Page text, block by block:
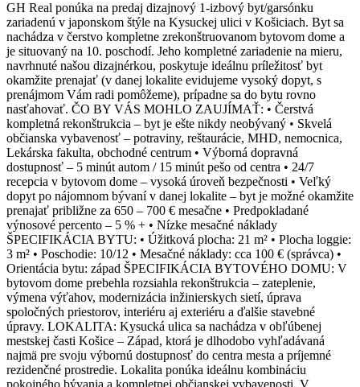
GH Real ponúka na predaj dizajnový 1-izbový byt/garsónku
zariadenú v japonskom štýle na Kysuckej ulici v Košiciach. Byt sa
nachádza v čerstvo kompletne zrekonštruovanom bytovom dome a
je situovaný na 10. poschodí. Jeho kompletné zariadenie na mieru,
navrhnuté našou dizajnérkou, poskytuje ideálnu príležitosť byt
okamžite prenajať (v danej lokalite evidujeme vysoký dopyt, s
prenájmom Vám radi pomôžeme), prípadne sa do bytu rovno
nasťahovať. ČO BY VÁS MOHLO ZAUJÍMAŤ: • Čerstvá
kompletná rekonštrukcia – byt je ešte nikdy neobývaný • Skvelá
občianska vybavenosť – potraviny, reštaurácie, MHD, nemocnica,
Lekárska fakulta, obchodné centrum • Výborná dopravná
dostupnosť – 5 minút autom / 15 minút pešo od centra • 24/7
recepcia v bytovom dome – vysoká úroveň bezpečnosti • Veľký
dopyt po nájomnom bývaní v danej lokalite – byt je možné okamžite
prenajať približne za 650 – 700 € mesačne • Predpokladané
výnosové percento – 5 % + • Nízke mesačné náklady
ŠPECIFIKÁCIA BYTU: • Úžitková plocha: 21 m² • Plocha loggie:
3 m² • Poschodie: 10/12 • Mesačné náklady: cca 100 € (správca) •
Orientácia bytu: západ ŠPECIFIKÁCIA BYTOVÉHO DOMU: V
bytovom dome prebehla rozsiahla rekonštrukcia – zateplenie,
výmena výťahov, modernizácia inžinierskych sietí, úprava
spoločných priestorov, interiéru aj exteriéru a ďalšie stavebné
úpravy. LOKALITA: Kysucká ulica sa nachádza v obľúbenej
mestskej časti Košice – Západ, ktorá je dlhodobo vyhľadávaná
najmä pre svoju výbornú dostupnosť do centra mesta a príjemné
rezidenčné prostredie. Lokalita ponúka ideálnu kombináciu